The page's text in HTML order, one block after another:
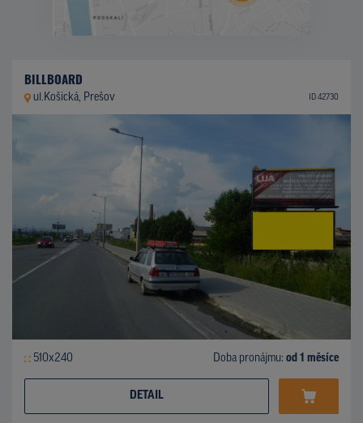
BILLBOARD
ul.Košická, Prešov ID 42730
510x240 Doba pronájmu: od 1 měsíce
DETAIL